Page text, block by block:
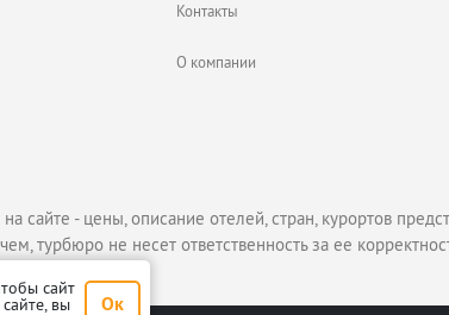
Контакты
О компании
сайте - цены, описание отелей, стран, курортов
турбюро не несет ответственность за ее
сайт
вы Ок